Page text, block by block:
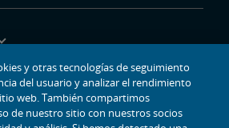
y otras tecnologías de seguimiento
del usuario y analizar el rendimiento
web. También compartimos
de nuestro sitio con nuestros socios